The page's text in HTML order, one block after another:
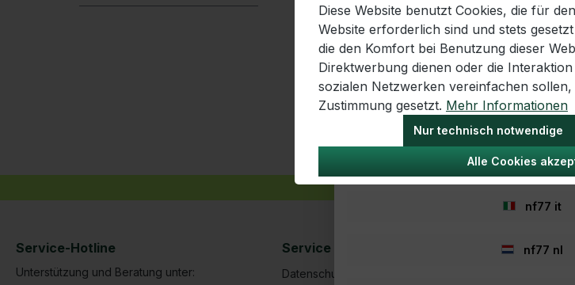
Service-Hotline
Unterstützung und Beratung unter:
Service | Rechtliches
Datenschutzerklärung
Diese Website benutzt Cookies, die für
Website erforderlich sind und stets
die den Komfort bei Benutzung dieser
Direktwerbung dienen oder die
sozialen Netzwerken vereinfachen
Zustimmung gesetzt. Mehr Informationen
Nur technisch notwendige
Alle Cookies
nf77 es
nf77 fr
nf77 hr
nf77 hu
nf77 it
nf77 nl